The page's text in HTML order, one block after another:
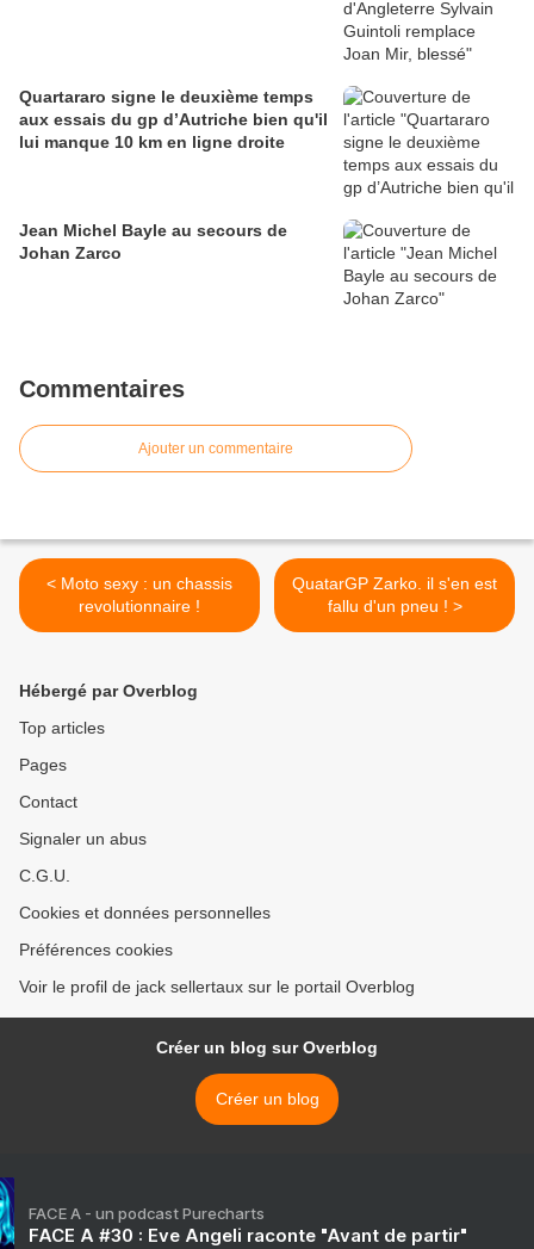
Quartararo signe le deuxième temps
aux essais du gp d’Autriche bien qu'il
lui manque 10 km en ligne droite
Jean Michel Bayle au secours de
Johan Zarco
Commentaires
Ajouter un commentaire
< Moto sexy : un chassis
revolutionnaire !
QuatarGP Zarko. il s'en est
fallu d'un pneu ! >
Hébergé par Overblog
Top articles
Pages
Contact
Signaler un abus
C.G.U.
Cookies et données personnelles
Préférences cookies
Voir le profil de jack sellertaux sur le portail Overblog
Créer un blog sur Overblog
Créer un blog
FACE A - un podcast Purecharts
FACE A #30 : Eve Angeli raconte "Avant de partir"